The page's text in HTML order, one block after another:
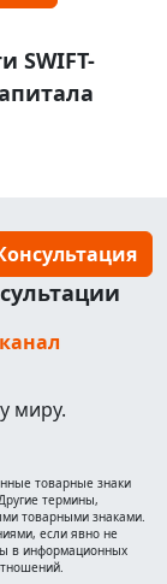
SWIFT-
миру.
товарные знаки
термины,
товарными знаками.
если явно не
в информационных